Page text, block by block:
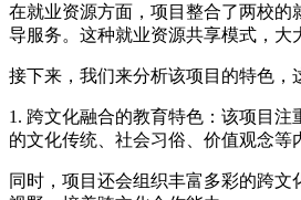
在就业资源方面，项目整合了两校
导服务。这种就业资源共享模式，大
接下来，我们来分析该项目的特色，
1. 跨文化融合的教育特色：该项目
的文化传统、社会习俗、价值观念等
同时，项目还会组织丰富多彩的跨